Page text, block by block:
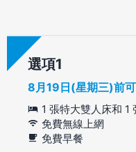
選項
8月19日(星期三)前
1 張特大雙人床和 1
免費無線上網
免費早餐